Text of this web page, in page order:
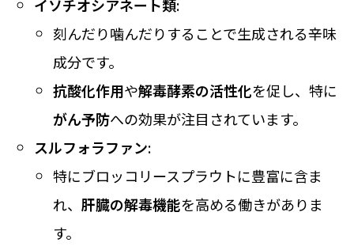
イソチオシアネート類:
刻んだり噛んだりすることで生成される辛味
成分です。
抗酸化作用や解毒酵素の活性化を促し、特に
がん予防への効果が注目されています。
スルフォラファン:
特にブロッコリースプラウトに豊富に含ま
れ、 肝臓の解毒機能を高める働きがありま
す。